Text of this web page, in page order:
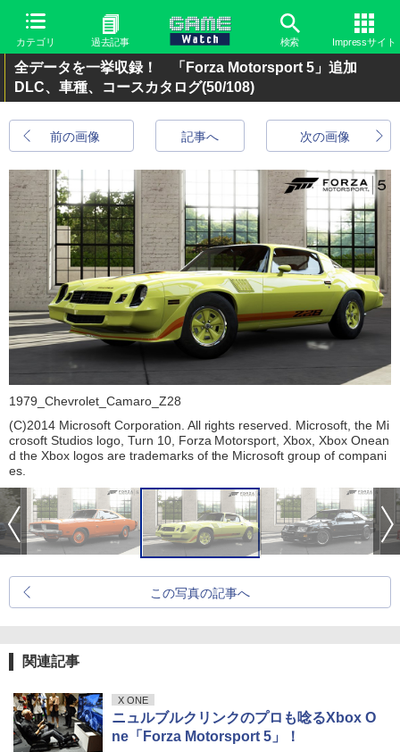
カテゴリ 過去記事 検索 Impressサイト
全データを一挙収録！ 「Forza Motorsport 5」追加
DLC、車種、コースカタログ(50/108)
前の画像 次の画像
記事へ
1979_Chevrolet_Camaro_Z28
(C)2014 Microsoft Corporation. All rights reserved. Microsoft, the Mi
crosoft Studios logo, Turn 10, Forza Motorsport, Xbox, Xbox Onean
d the Xbox logos are trademarks of the Microsoft group of compani
es.
この写真の記事へ
関連記事
X ONE
ニュルブルクリンクのプロも唸るXbox O
ne「Forza Motorsport 5」！